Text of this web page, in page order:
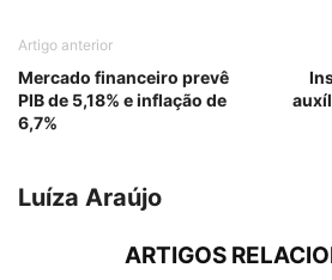
Artigo anterior
Mercado financeiro prevê
PIB de 5,18% e inflação de
6,7%
Luíza Araújo
ARTIGOS